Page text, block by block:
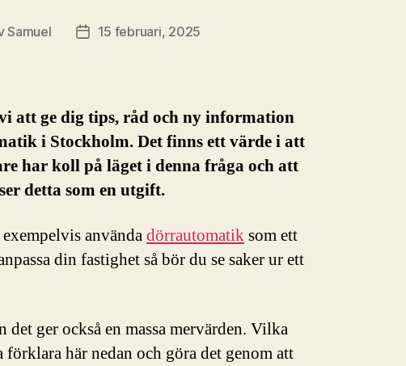
Samuel Inläggsdatum
15 februari, 2025
att ge dig tips, råd och ny information
i Stockholm. Det finns ett värde i att
har koll på läget i denna fråga och att
detta som en utgift.
användadörrautomatiksom ett
din fastighet så bör du se saker ur ett
det ger också en massa mervärden. Vilka
förklara här nedan och göra det genom att